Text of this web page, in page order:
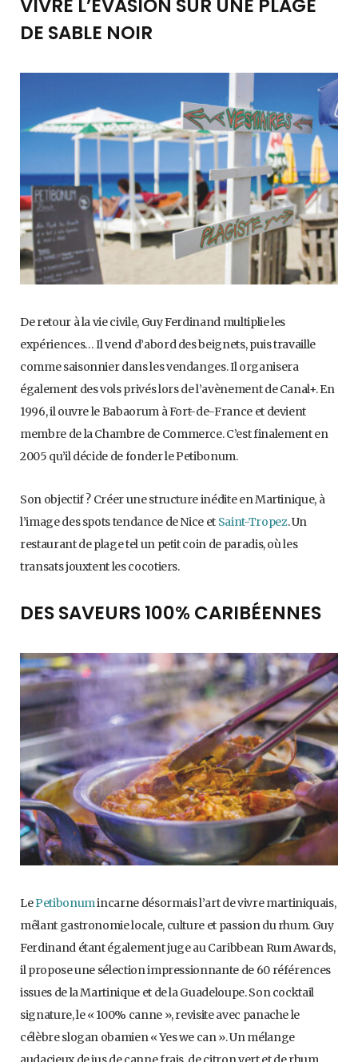
VIVRE L’ÉVASION SUR UNE PLAGE
DE SABLE NOIR
De retour à la vie civile, Guy Ferdinand multiplie les
expériences… Il vend d’abord des beignets, puis travaille
comme saisonnier dans les vendanges. Il organisera
également des vols privés lors de l’avènement de Canal+. En
1996, il ouvre le Babaorum à Fort-de-France et devient
membre de la Chambre de Commerce. C’est finalement en
2005 qu’il décide de fonder le Petibonum.
Son objectif ? Créer une structure inédite en Martinique, à
l’image des spots tendance de Nice et Saint-Tropez. Un
restaurant de plage tel un petit coin de paradis, où les
transats jouxtent les cocotiers.
DES SAVEURS 100% CARIBÉENNES
LePetibonumincarne désormais l’art de vivre martiniquais,
mêlant gastronomie locale, culture et passion du rhum. Guy
Ferdinand étant également juge au Caribbean Rum Awards,
il propose une sélection impressionnante de 60 références
issues de la Martinique et de la Guadeloupe. Son cocktail
signature, le « 100% canne », revisite avec panache le
célèbre slogan obamien « Yes we can ». Un mélange